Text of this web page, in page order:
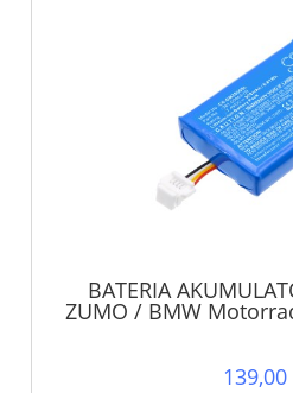
BATERIA
ZUMO / BMW
139,00